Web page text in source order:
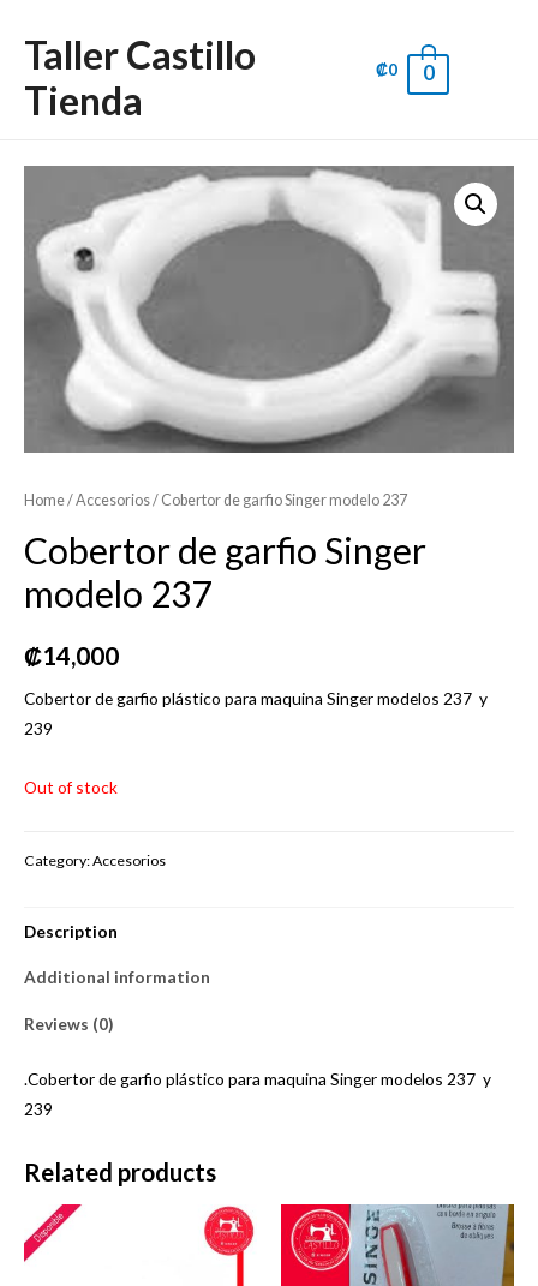
Taller Castillo
Tienda
₡0 0
Home/Accesorios/ Cobertor de garfio Singer modelo 237
Cobertor de garfio Singer
modelo 237
₡14,000
Cobertor de garfio plástico para maquina Singer modelos 237 y
239
Out of stock
Category:Accesorios
Description
Additional information
Reviews (0)
.Cobertor de garfio plástico para maquina Singer modelos 237 y
239
Related products